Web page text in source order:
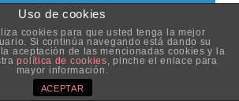
Uso de cookies
cookies para que usted tenga la mejor
Si continúa navegando está dando su
aceptación de las mencionadas cookies y la
política de cookies, pinche el enlace para
mayor información.
ACEPTAR